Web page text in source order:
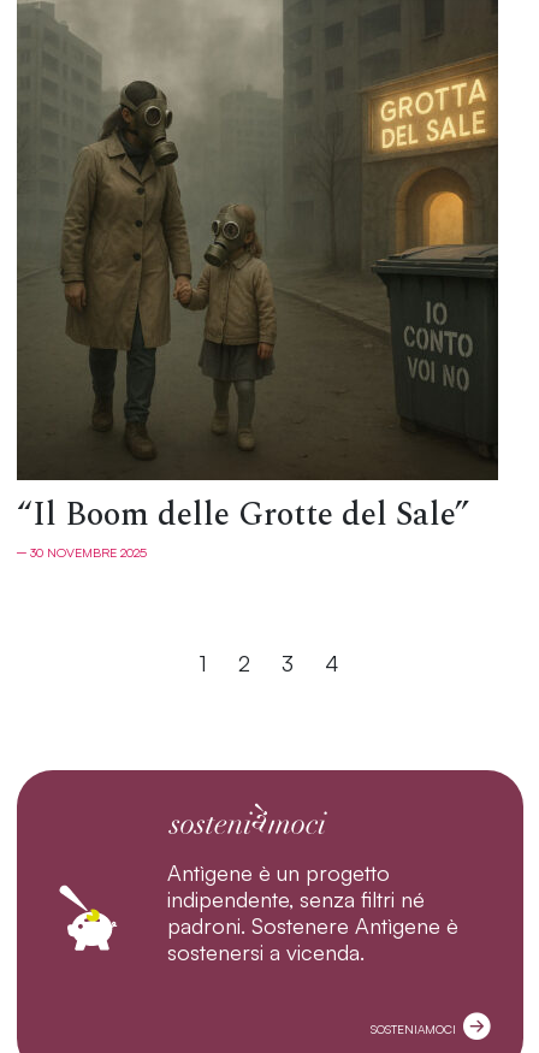
“Il Boom delle Grotte del Sale”
─ 30 NOVEMBRE 2025
1 2 3 4
Antìgene è un progetto
indipendente, senza filtri né
padroni. Sostenere Antìgene è
sostenersi a vicenda.
SOSTENIAMOCI